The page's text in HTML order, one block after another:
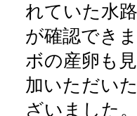
れていた水
が確認でき
ボの産卵も
加いただい
ざいました